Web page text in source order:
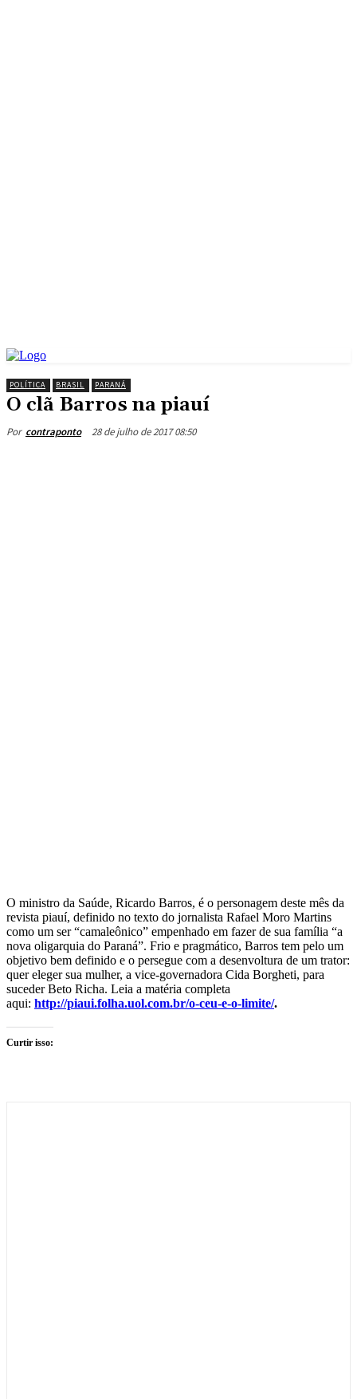
POLÍTICA BRASIL PARANÁ
O clã Barros na piauí
Por contraponto 28 de julho de 2017 08:50
O ministro da Saúde, Ricardo Barros, é o personagem deste mês da
revista piauí, definido no texto do jornalista Rafael Moro Martins
como um ser “camaleônico” empenhado em fazer de sua família “a
nova oligarquia do Paraná”. Frio e pragmático, Barros tem pelo um
objetivo bem definido e o persegue com a desenvoltura de um trator:
quer eleger sua mulher, a vice-governadora Cida Borgheti, para
suceder Beto Richa. Leia a matéria completa
aqui: http://piaui.folha.uol.com.br/o-ceu-e-o-limite/.
Curtir isso: